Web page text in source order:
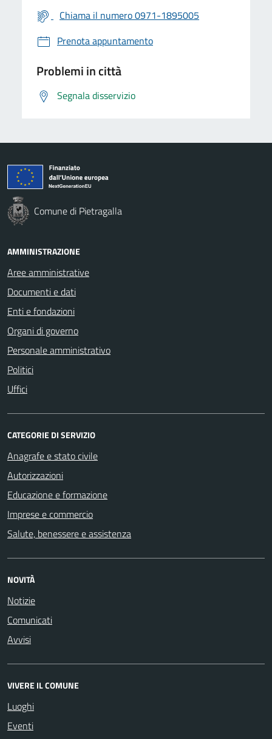
Chiama il numero 0971-1895005
Prenota appuntamento
Problemi in città
Segnala disservizio
Comune di Pietragalla
AMMINISTRAZIONE
Aree amministrative
Documenti e dati
Enti e fondazioni
Organi di governo
Personale amministrativo
Politici
Uffici
CATEGORIE DI SERVIZIO
Anagrafe e stato civile
Autorizzazioni
Educazione e formazione
Imprese e commercio
Salute, benessere e assistenza
NOVITÀ
Notizie
Comunicati
Avvisi
VIVERE IL COMUNE
Luoghi
Eventi